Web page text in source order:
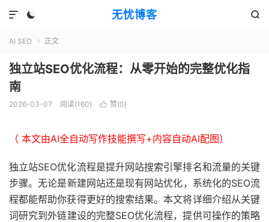
无忧博客
 

AI SEO  正文
独立站SEO优化流程：从零开始的完整优化指
南
2026-03-07 阅读(160)  赞(0)
（ 本文由AI全自动写作技能撰写+内容自动AI配图）
独立站SEO优化流程是提升网站搜索引擎排名和流量的关键
步骤。无论是新建网站还是现有网站优化，系统化的SEO流
程都能帮助你获得更好的搜索结果。本文将详细介绍从关键
词研究到外链建设的完整SEO优化流程，提供可操作的策略